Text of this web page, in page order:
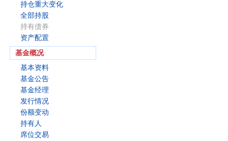
持仓重大变化
全部持股
持有债券
资产配置
基金概况
基本资料
基金公告
基金经理
发行情况
份额变动
持有人
席位交易